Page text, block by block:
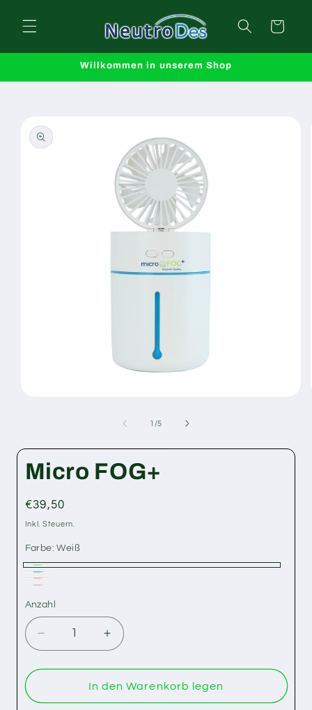
Inhalt
Warenkorb
Willkommen in unserem Shop
1 /von
5
Micro FOG+
Normaler
Preis
€39,50
Inkl. Steuern.
Farbe:Weiß
Weiß
Blau
Rosa
oder
nicht
verfügbar
Anzahl
Anzahl
Verringere
die
Menge
Micro
Erhöhe
die
Menge
für
Micro
In den Warenkorb legen